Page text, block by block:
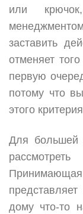
или
заставить
отменяет
первую
потому что
этого
Для большей
дому что-то